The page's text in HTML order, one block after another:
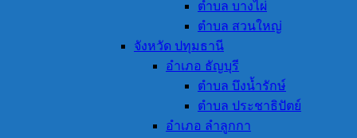
ตำบล บางไผ่
ตำบล สวนใหญ่
จังหวัด ปทุมธานี
อำเภอ ธัญบุรี
ตำบล บึงน้ำรักษ์
ตำบล ประชาธิปัตย์
อำเภอ ลำลูกกา